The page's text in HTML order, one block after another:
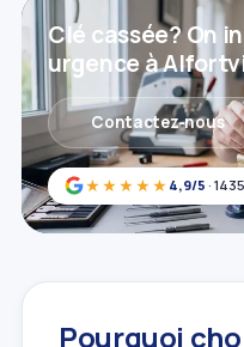
★★★★★ 4,9/5 ·
Clé cassée? On
urgence à
Contactez‑nous
Pourquoi